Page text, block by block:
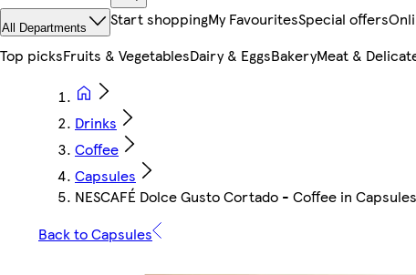
All Departments Start shoppingMy FavouritesSpecial offers
Top picksFruits & VegetablesDairy & EggsBakeryMeat &
Drinks
Coffee
Capsules
NESCAFÉ Dolce Gusto Cortado - Coffee in
Back to Capsules